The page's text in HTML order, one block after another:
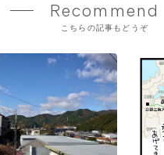
Recommend
こちらの記事もどうぞ